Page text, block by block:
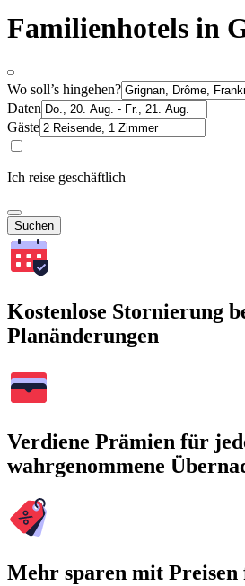
Familienhotels in
Wo soll’s hingehen?
Daten
Gäste
Ich reise geschäftlich
Suchen
Kostenlose Stornierung
Planänderungen
Verdiene Prämien für
wahrgenommene
Mehr sparen mit